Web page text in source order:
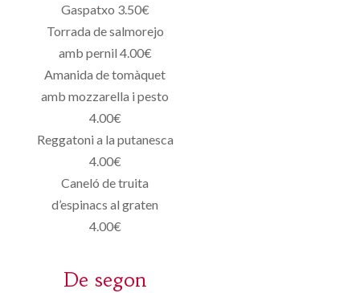
Gaspatxo 3.50€
Torrada de salmorejo
amb pernil 4.00€
Amanida de tomàquet
amb mozzarella i pesto
4.00€
Reggatoni a la putanesca
4.00€
Caneló de truita
d’espinacs al graten
4.00€
De segon